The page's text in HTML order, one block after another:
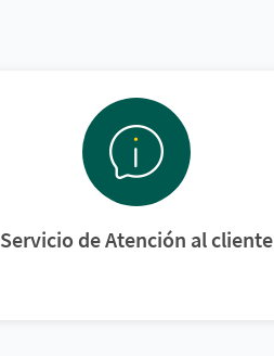
Servicio de Atención al cliente